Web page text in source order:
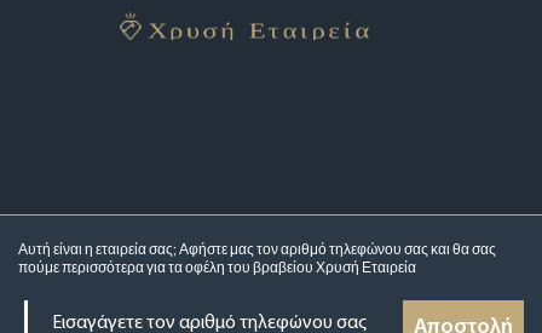
Αυτή είναι η εταιρεία σας; Αφήστε μας τον αριθμό τηλεφώνου σας και θα σας
πούμε περισσότερα για ταοφέλη του βραβείου Χρυσή Εταιρεία
Αποστολή